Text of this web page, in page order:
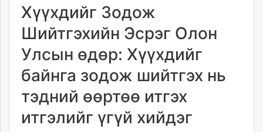
Төрийн
Нийслэлийн
dorgio.mn
Gogo.mn
news.mn
zindaa.mn
Хүүхдийг Зодож
Шийтгэхийн Эсрэг Олон
Улсын өдөр: Хүүхдийг
байнга зодож шийтгэх нь
тэдний өөртөө итгэх
итгэлийг үгүй хийдэг